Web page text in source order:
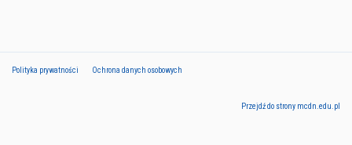
Polityka prywatności Ochrona danych osobowych
Przejdź do strony mcdn.edu.pl